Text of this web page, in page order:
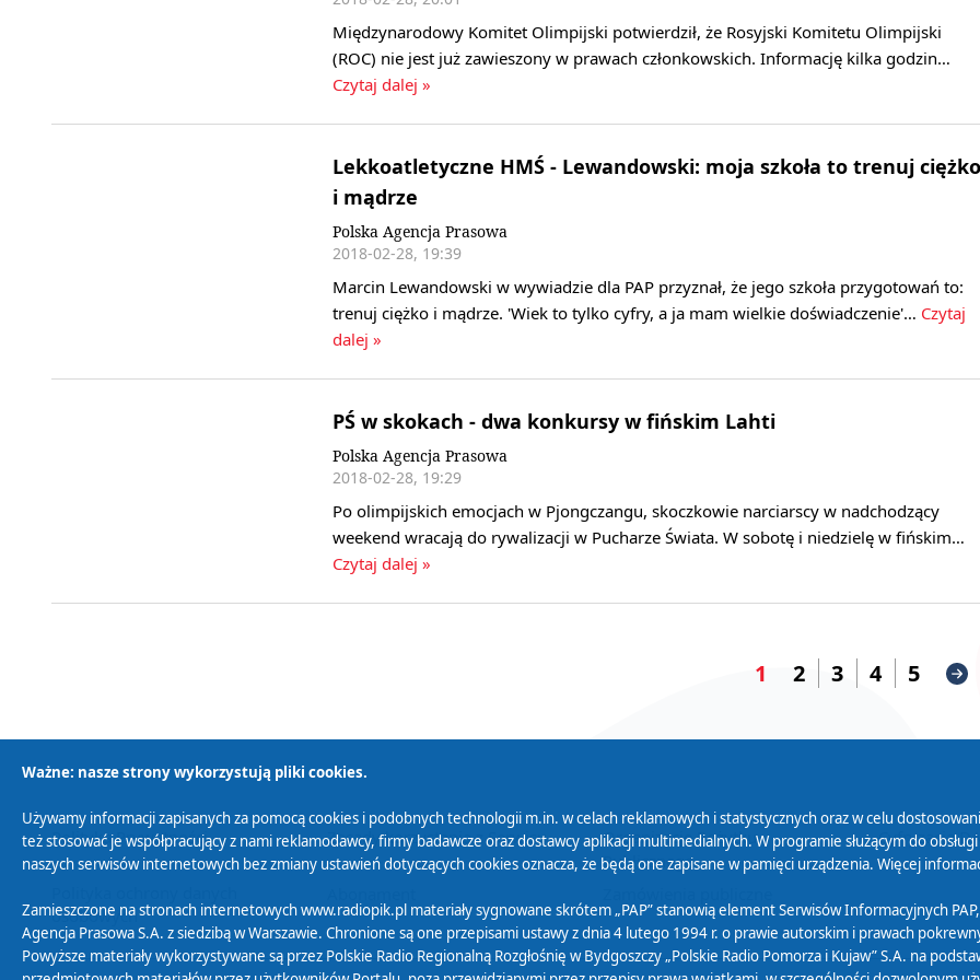
Międzynarodowy Komitet Olimpijski potwierdził, że Rosyjski Komitetu Olimpijski
(ROC) nie jest już zawieszony w prawach członkowskich. Informację kilka godzin…
Czytaj dalej »
Lekkoatletyczne HMŚ - Lewandowski: moja szkoła to trenuj ciężko
i mądrze
Polska Agencja Prasowa
2018-02-28, 19:39
Marcin Lewandowski w wywiadzie dla PAP przyznał, że jego szkoła przygotowań to:
trenuj ciężko i mądrze. 'Wiek to tylko cyfry, a ja mam wielkie doświadczenie'… Czytaj
dalej »
PŚ w skokach - dwa konkursy w fińskim Lahti
Polska Agencja Prasowa
2018-02-28, 19:29
Po olimpijskich emocjach w Pjongczangu, skoczkowie narciarscy w nadchodzący
weekend wracają do rywalizacji w Pucharze Świata. W sobotę i niedzielę w fińskim…
Czytaj dalej »
1 2 3 4 5
Polityka Prywatności Zasady korzystania z Serwisu
Organizacje Pożytku
Publicznego
Cyfryzacja
osobowych
Ważne: nasze strony wykorzystują pliki cookies.
Używamy informacji zapisanych za pomocą cookies i podobnych technologii m.in. w celach reklamowych i statystycznych oraz w celu
też stosować je współpracujący z nami reklamodawcy, firmy badawcze oraz dostawcy aplikacji multimedialnych. W programie służącym do
naszych serwisów internetowych bez zmiany ustawień dotyczących cookies oznacza, że będą one zapisane w pamięci urządzenia. Więcej
Zamieszczone na stronach internetowych www.radiopik.pl materiały sygnowane skrótem „PAP” stanowią element Serwisów Informacyjnych
Agencja Prasowa S.A. z siedzibą w Warszawie. Chronione są one przepisami ustawy z dnia 4 lutego 1994 r. o prawie autorskim i prawach
Powyższe materiały wykorzystywane są przez Polskie Radio Regionalną Rozgłośnię w Bydgoszczy „Polskie Radio Pomorza i Kujaw” S.A. na